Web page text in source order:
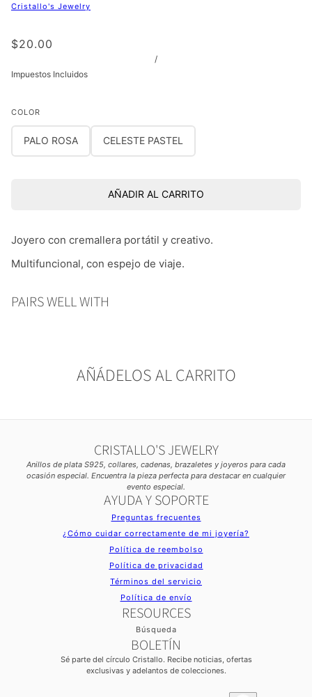
Cristallo's Jewelry
$20.00
/
Impuestos Incluidos
COLOR
PALO ROSA CELESTE PASTEL
AÑADIR AL CARRITO
Joyero con cremallera portátil y creativo.
Multifuncional, con espejo de viaje.
PAIRS WELL WITH
AÑÁDELOS AL CARRITO
CRISTALLO'S JEWELRY
Anillos de plata S925, collares, cadenas, brazaletes y joyeros para cada
ocasión especial. Encuentra la pieza perfecta para destacar en cualquier
evento especial.
AYUDA Y SOPORTE
Preguntas frecuentes
¿Cómo cuidar correctamente de mi joyería?
Política de reembolso
Política de privacidad
Términos del servicio
Política de envío
RESOURCES
Búsqueda
BOLETÍN
Sé parte del círculo Cristallo. Recibe noticias, ofertas
exclusivas y adelantos de colecciones.